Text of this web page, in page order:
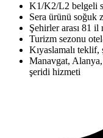
K1/K2/L2 belgeli
Sera ürünü soğuk
Şehirler arası 81 il
Turizm sezonu
Kıyaslamalı
Manavgat,
şeridi hizmeti